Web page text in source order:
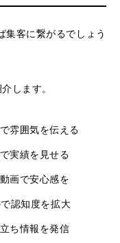
集客に繋がるでしょう
します。
雰囲気を伝える
実績を見せる
画で安心感を
認知度を拡大
ち情報を発信